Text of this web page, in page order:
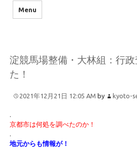
Menu
淀競馬場整備・大林組：行
た！
2021年12月21日 12:05 AM by kyoto-
.
京都市は何処を調べたのか！
.
地元からも情報が！